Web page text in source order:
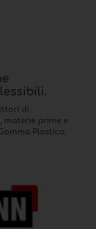
di
materie prime e
Plastica.